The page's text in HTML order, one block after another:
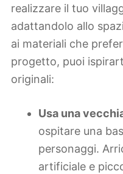
realizzare il tuo
adattandolo allo
ai materiali che
progetto, puoi
originali:
Usa una
ospitare una
personaggi.
artificiale e